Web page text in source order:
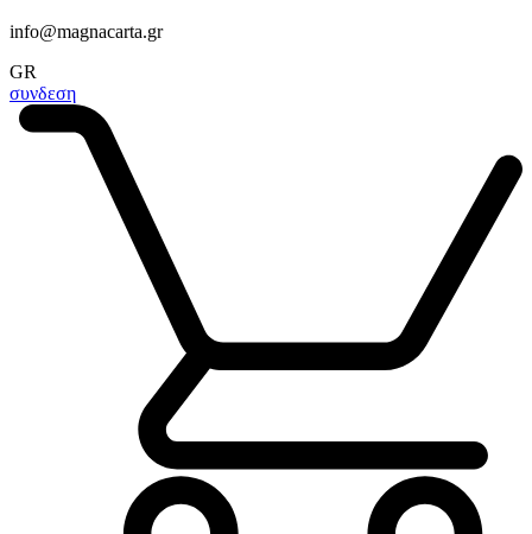
info@magnacarta.gr
GR
συνδεση